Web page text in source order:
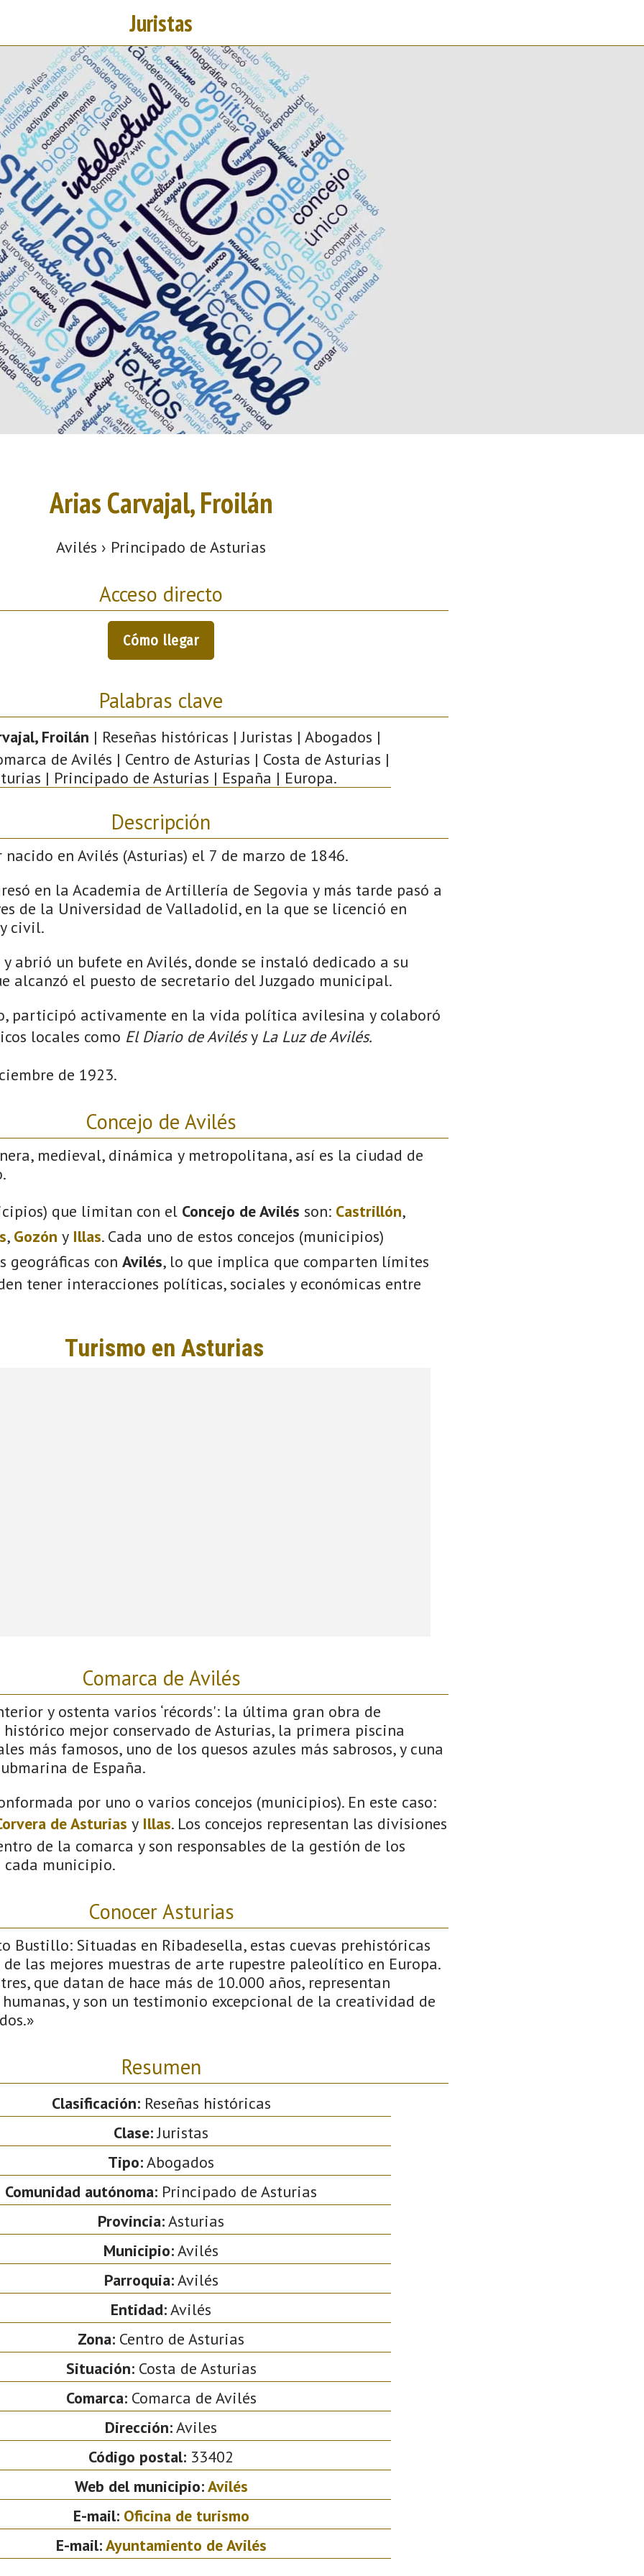
Juristas
Arias Carvajal, Froilán
Avilés › Principado de Asturias
Acceso directo
Cómo llegar
Palabras clave
Froilán | Reseñas históricas | Juristas | Abogados |
de Avilés | Centro de Asturias | Costa de Asturias |
| Principado de Asturias | España | Europa.
Descripción
en Avilés (Asturias) el 7 de marzo de 1846.
en la Academia de Artillería de Segovia y más tarde pasó a
de la Universidad de Valladolid, en la que se licenció en
civil.
y abrió un bufete en Avilés, donde se instaló dedicado a su
alcanzó el puesto de secretario del Juzgado municipal.
participó activamente en la vida política avilesina y colaboró
locales como El Diario de Avilésy La Luz de Avilés.
de 1923.
Concejo de Avilés
medieval, dinámica y metropolitana, así es la ciudad de
que limitan con el Concejo de Avilés son: Castrillón,
, Gozón y Illas. Cada uno de estos concejos (municipios)
geográficas con Avilés, lo que implica que comparten límites
tener interacciones políticas, sociales y económicas entre
Comarca de Avilés
y ostenta varios ‘récords': la última gran obra de
histórico mejor conservado de Asturias, la primera piscina
más famosos, uno de los quesos azules más sabrosos, y cuna
de España.
por uno o varios concejos (municipios). En este caso:
de Asturias y Illas. Los concejos representan las divisiones
de la comarca y son responsables de la gestión de los
cada municipio.
Conocer Asturias
Bustillo: Situadas en Ribadesella, estas cuevas prehistóricas
las mejores muestras de arte rupestre paleolítico en Europa.
que datan de hace más de 10.000 años, representan
y son un testimonio excepcional de la creatividad de
Resumen
Clasificación:Reseñas históricas
Clase:Juristas
Tipo:Abogados
Comunidad autónoma: Principado de Asturias
Provincia:Asturias
Municipio:Avilés
Parroquia:Avilés
Entidad:Avilés
Zona: Centro de Asturias
Situación:Costa de Asturias
Comarca:Comarca de Avilés
Dirección:Aviles
Código postal: 33402
Web del municipio:Avilés
E-mail: Oficina de turismo
E-mail:Ayuntamiento de Avilés